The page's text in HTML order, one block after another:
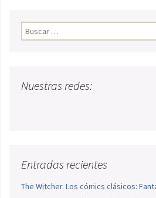
Buscar:
Nuestras redes:
Entradas recientes
The Witcher. Los cómics clásicos: